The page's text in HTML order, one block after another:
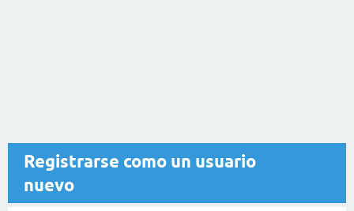
Registrarse como un usuario
nuevo